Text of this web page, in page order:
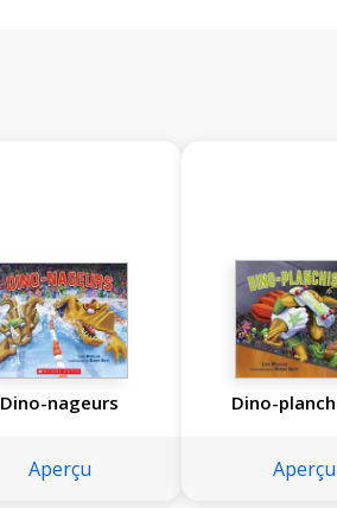
Dino-nageurs
Aperçu
Dino-
Aperçu